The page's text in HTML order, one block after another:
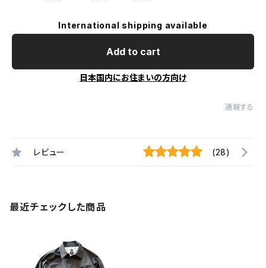
International shipping available
Add to cart
日本国内にお住まいの方向け
通報する
レビュー (28)
最近チェックした商品